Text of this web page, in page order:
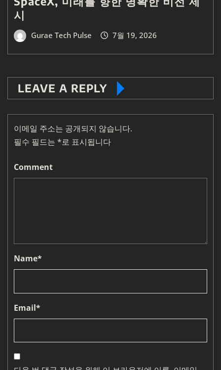
시
Gurae Tech Pulse 7월 19, 2026
LEAVE A REPLY
이메일 주소는 공개되지 않습니다.
필수 필드는 *로 표시됩니다
Comment
Name*
Email*